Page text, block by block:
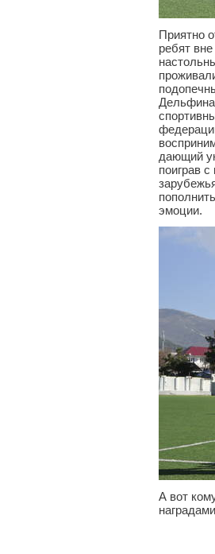
Приятно
ребят
дающий
поиграв
эмоции.
А вот